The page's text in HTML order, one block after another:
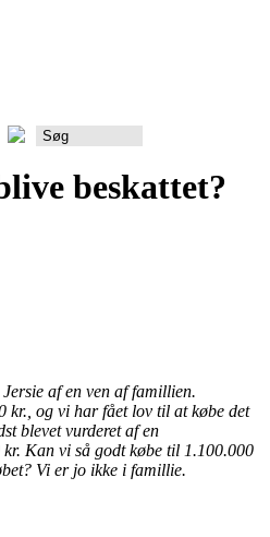
beskattet?
af en ven af famillien.
kr., og vi har fået lov til at købe det
blevet vurderet af en
Kan vi så godt købe til 1.100.000
Vi er jo ikke i famillie.